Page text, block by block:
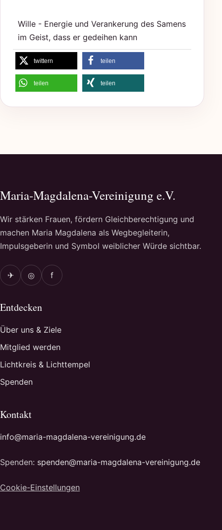
Wille - Energie und Verankerung des Samens
im Geist, dass er gedeihen kann
twittern teilen
teilen teilen
Maria-Magdalena-Vereinigung e.V.
Wir stärken Frauen, fördern Gleichberechtigung und
machen Maria Magdalena als Wegbegleiterin,
Impulsgeberin und Symbol weiblicher Würde sichtbar.
✈ ◎ f
Entdecken
Über uns & Ziele
Mitglied werden
Lichtkreis & Lichttempel
Spenden
Kontakt
info@maria-magdalena-vereinigung.de
Spenden: spenden@maria-magdalena-vereinigung.de
Cookie-Einstellungen